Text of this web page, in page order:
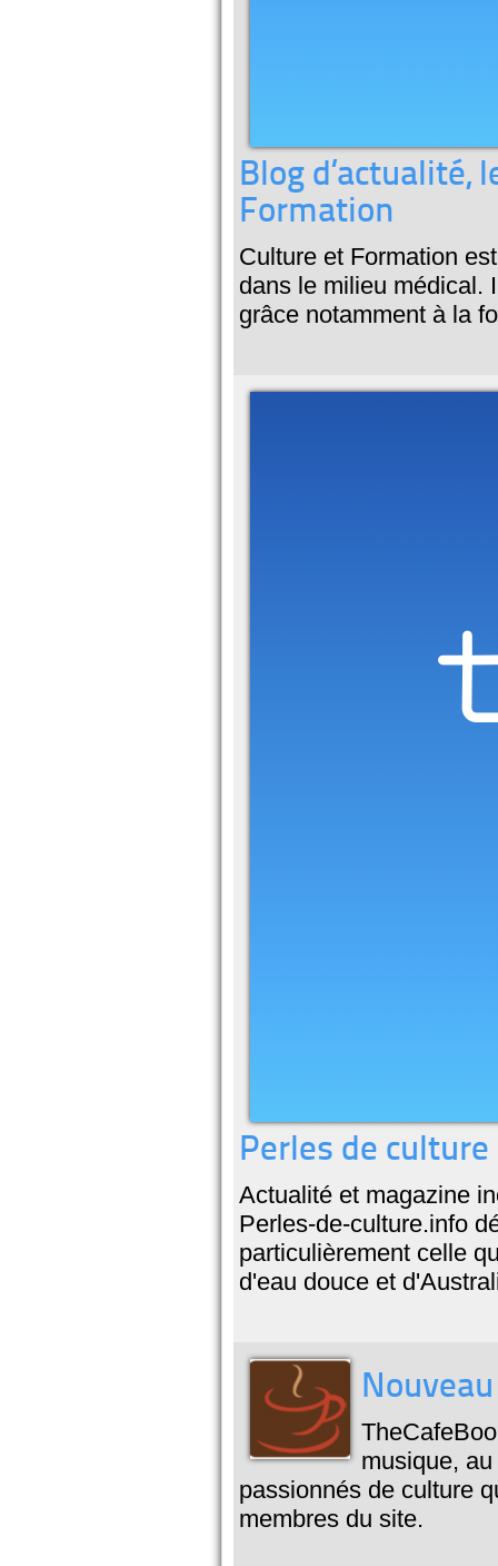
Blog d’actualité,
Formation
Culture et Formation
dans le milieu médical.
grâce notamment à la
Perles de culture
Actualité et magazine
Perles-de-culture.info
particulièrement celle
d'eau douce et
musique,
passionnés de culture
membres du site.